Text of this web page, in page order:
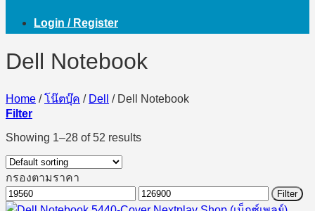
Login / Register
Dell Notebook
Home / โน๊ตบุ๊ค / Dell /Dell Notebook
Filter
Showing 1–28 of 52 results
กรองตามราคา
Min
price
Max
price
Filter